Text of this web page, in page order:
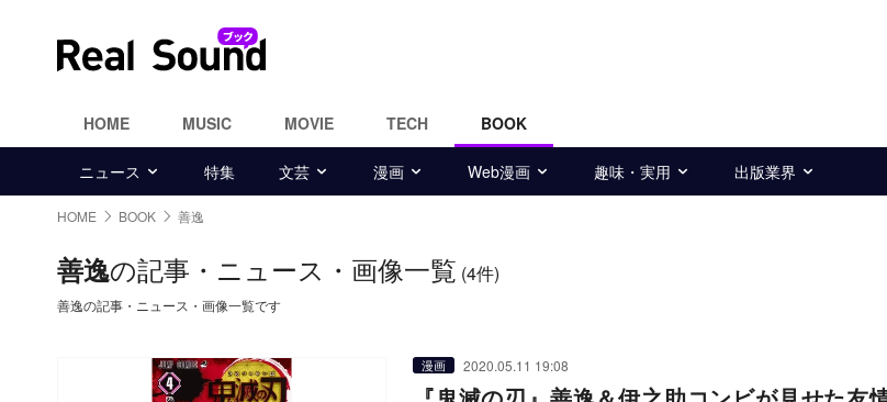
HOME MUSIC MOVIE TECH BOOK
ニュース 特集 文芸 漫画 Web漫画 趣味・実用 出版業界
HOME BOOK 善逸
善逸の記事・ニュース・画像一覧 (4件)
善逸の記事・ニュース・画像一覧です
漫画 2020.05.11 19:08